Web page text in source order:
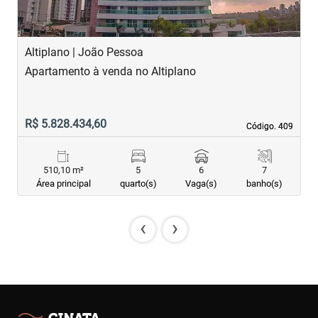
Altiplano | João Pessoa
Código. 409
Código. 409
Apartamento à venda no Altiplano
R$ 5.828.434,60
510,10 m²
Área principal
5
quarto(s)
6
Vaga(s)
7
banho(s)
‹ ›